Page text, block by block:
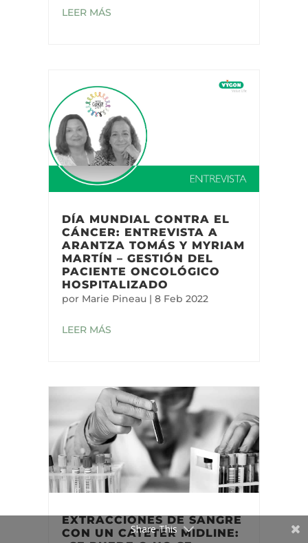
LEER MÁS
DÍA MUNDIAL CONTRA EL
CÁNCER: ENTREVISTA A
ARANTZA TOMÁS Y MYRIAM
MARTÍN – GESTIÓN DEL
PACIENTE ONCOLÓGICO
HOSPITALIZADO
por Marie Pineau| 8 Feb 2022
LEER MÁS
EXTRACCIONES DE SANGRE
CON UN CATÉTER MIDLINE:
Share This